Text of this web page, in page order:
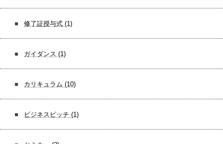
修了証授与式 (1)
ガイダンス (1)
カリキュラム (10)
ビジネスピッチ (1)